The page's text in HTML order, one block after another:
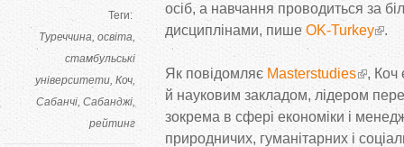
Теги:
Туреччина освіта
стамбульські
університети Коч
Сабанчі Сабанджі
рейтинг
осіб, а навчання проводиться за
дисциплінами, пише OK-Turkey .
Як повідомляє Masterstudies
, Коч
й науковим закладом, лідером
зокрема в сфері економіки і
природничих, гуманітарних і